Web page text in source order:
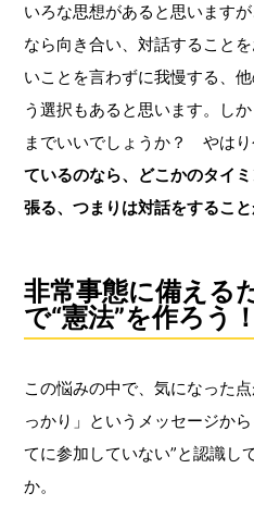
いろな思想があると思います
なら向き合い、対話すること
いことを言わずに我慢する、
う選択もあると思います。し
までいいでしょうか？ やは
ているのなら、どこかのタイ
張る、つまりは対話をするこ
非常事態に備える
で“憲法”を作ろう！
この悩みの中で、気になった
っかり」というメッセージか
てに参加していない”と認識し
か。